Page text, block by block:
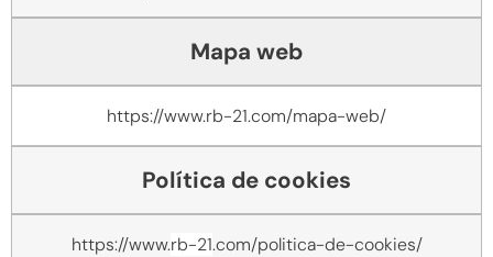
Mapa web
https://www.rb-21.com/mapa-web/
Política de cookies
https://www.rb-21.com/politica-de-cookies/